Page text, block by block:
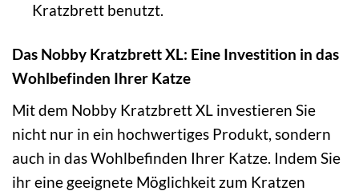
Kratzbrett benutzt.
Das Nobby Kratzbrett XL: Eine Investition in das
Wohlbefinden Ihrer Katze
Mit dem Nobby Kratzbrett XL investieren Sie
nicht nur in ein hochwertiges Produkt, sondern
auch in das Wohlbefinden Ihrer Katze. Indem Sie
ihr eine geeignete Möglichkeit zum Kratzen